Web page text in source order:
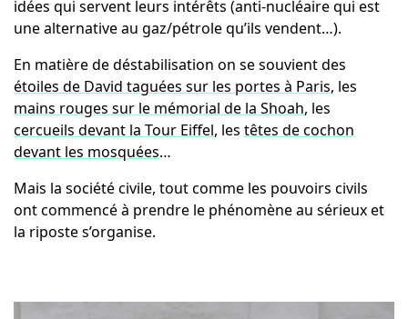
idées qui servent leurs intérêts (anti-nucléaire qui est
une alternative au gaz/pétrole qu’ils vendent…).
En matière de déstabilisation on se souvient des
étoiles de David taguées sur les portes à Paris, les
mains rouges sur le mémorial de la Shoah, les
cercueils devant la Tour Eiffel, les têtes de cochon
devant les mosquées…
Mais la société civile, tout comme les pouvoirs civils
ont commencé à prendre le phénomène au sérieux et
la riposte s’organise.